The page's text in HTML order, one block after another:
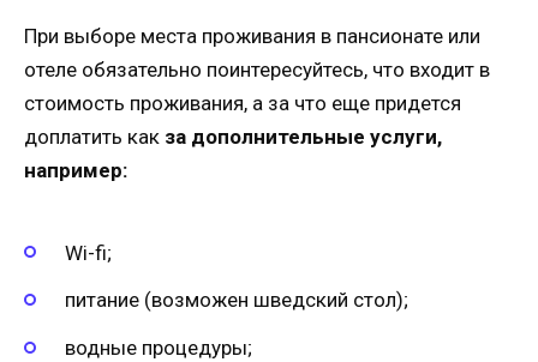
При выборе места проживания в пансионате или
отеле обязательно поинтересуйтесь, что входит в
стоимость проживания, а за что еще придется
доплатить как за дополнительные услуги,
например:
Wi-fi;
питание (возможен шведский стол);
водные процедуры;